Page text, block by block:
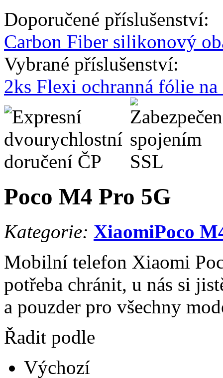
Doporučené příslušenství:
Carbon Fiber silikonový
Vybrané příslušenství:
2ks Flexi ochranná fólie
Poco M4 Pro 5G
Kategorie: XiaomiPoco
Mobilní telefon Xiaomi
potřeba chránit, u nás si
a pouzder pro všechny
Řadit podle
Výchozí